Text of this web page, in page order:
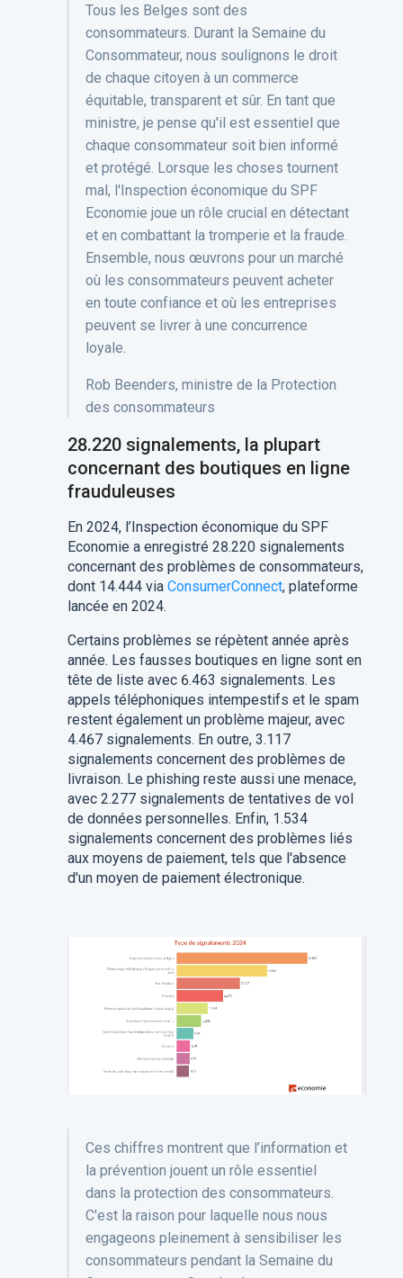
Tous les Belges sont des
consommateurs. Durant la Semaine du
Consommateur, nous soulignons le droit
de chaque citoyen à un commerce
équitable, transparent et sûr. En tant que
ministre, je pense qu'il est essentiel que
chaque consommateur soit bien informé
et protégé. Lorsque les choses tournent
mal, l'Inspection économique du SPF
Economie joue un rôle crucial en détectant
et en combattant la tromperie et la fraude.
Ensemble, nous œuvrons pour un marché
où les consommateurs peuvent acheter
en toute confiance et où les entreprises
peuvent se livrer à une concurrence
loyale.
Rob Beenders, ministre de la Protection
des consommateurs
28.220 signalements, la plupart
concernant des boutiques en ligne
frauduleuses
En 2024, l’Inspection économique du SPF
Economie a enregistré 28.220 signalements
concernant des problèmes de consommateurs,
dont 14.444 via ConsumerConnect, plateforme
lancée en 2024.
Certains problèmes se répètent année après
année. Les fausses boutiques en ligne sont en
tête de liste avec 6.463 signalements. Les
appels téléphoniques intempestifs et le spam
restent également un problème majeur, avec
4.467 signalements. En outre, 3.117
signalements concernent des problèmes de
livraison. Le phishing reste aussi une menace,
avec 2.277 signalements de tentatives de vol
de données personnelles. Enfin, 1.534
signalements concernent des problèmes liés
aux moyens de paiement, tels que l'absence
d'un moyen de paiement électronique.
Ces chiffres montrent que l’information et
la prévention jouent un rôle essentiel
dans la protection des consommateurs.
C'est la raison pour laquelle nous nous
engageons pleinement à sensibiliser les
consommateurs pendant la Semaine du